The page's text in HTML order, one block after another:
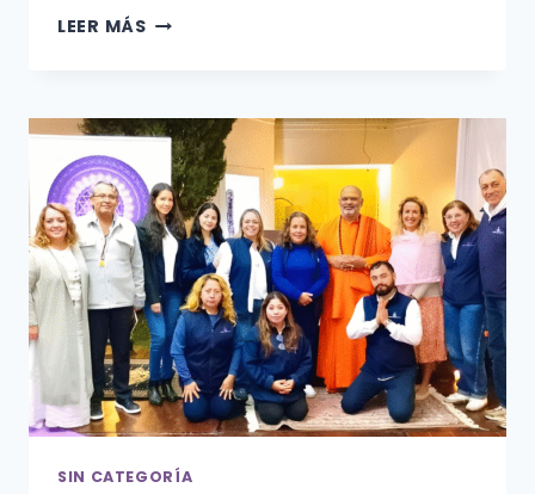
LEER MÁSUN
PAZ
CONSCIENCIA
CON
SWAMI
GURUDEV
NITYANANDA
EN
ESCUELAS
SIN CATEGORÍA